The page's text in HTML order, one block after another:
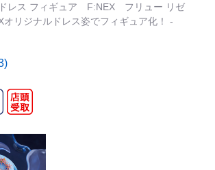
レス フィギュア F:NEX フリュー リゼ
オリジナルドレス姿でフィギュア化！ -